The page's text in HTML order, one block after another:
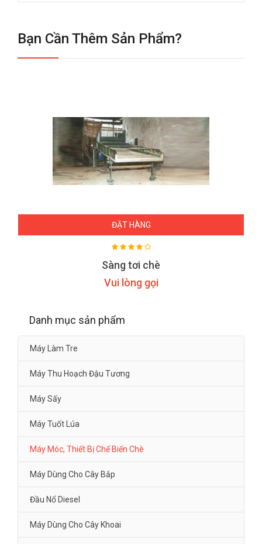
Bạn Cần Thêm Sản Phẩm?
ĐẶT HÀNG
Sàng tơi chè
Vui lòng gọi
Danh mục sản phẩm
Máy Làm Tre
Máy Thu Hoạch Đậu Tương
Máy Sấy
Máy Tuốt Lúa
Máy Móc, Thiết Bị Chế Biến Chè
Máy Dùng Cho Cây Bắp
Đầu Nổ Diesel
Máy Dùng Cho Cây Khoai